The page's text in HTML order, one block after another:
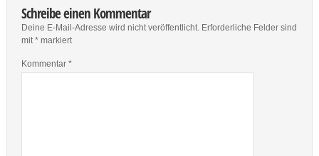
Schreibe einen Kommentar
Deine E-Mail-Adresse wird nicht veröffentlicht. Erforderliche Felder sind
mit*markiert
Kommentar *